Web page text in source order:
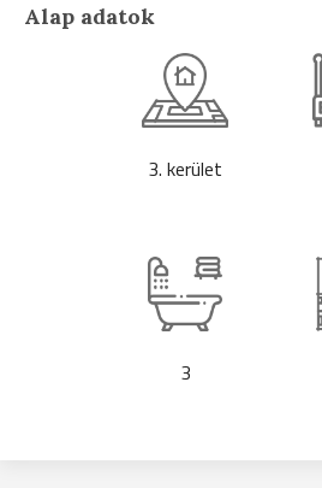
Alap adatok
3. kerület
3